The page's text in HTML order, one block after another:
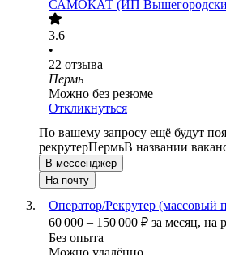
САМОКАТ (ИП
3.6
•
22 отзыва
Пермь
Можно без резюме
Откликнуться
По вашему запросу ещё будут
рекрутерПермьВ названии
В мессенджер
На почту
Оператор/Рекрутер (массовый
60 000 – 150 000 ₽ за месяц, на
Без опыта